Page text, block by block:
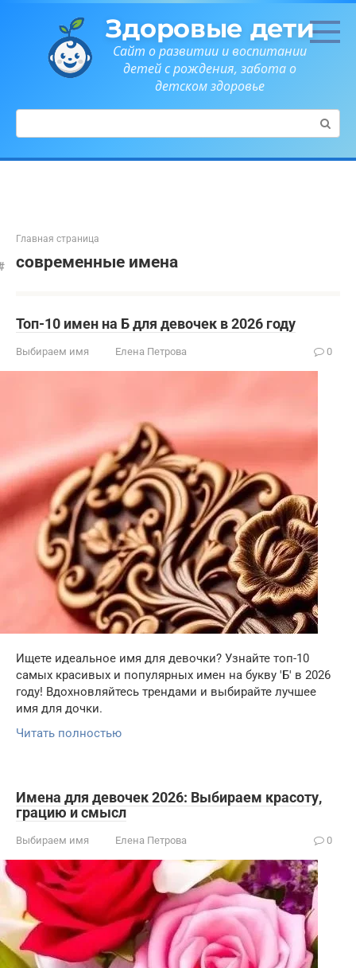
Здоровые дети
Сайт о развитии и воспитании
детей с рождения, забота о
детском здоровье
Поиск:
Главная страница
современные имена
Топ-10 имен на Б для девочек в 2026 году
Выбираем имя Елена Петрова 0
Ищете идеальное имя для девочки? Узнайте топ-10
самых красивых и популярных имен на букву 'Б' в 2026
году! Вдохновляйтесь трендами и выбирайте лучшее
имя для дочки.
Читать полностью
Имена для девочек 2026: Выбираем красоту,
грацию и смысл
Выбираем имя Елена Петрова 0